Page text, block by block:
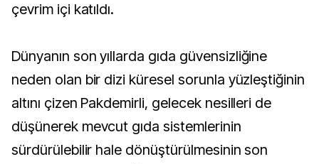
çevrim içi katıldı.
Dünyanın son yıllarda gıda güvensizliğine
neden olan bir dizi küresel sorunla yüzleştiğinin
altını çizen Pakdemirli, gelecek nesilleri de
düşünerek mevcut gıda sistemlerinin
sürdürülebilir hale dönüştürülmesinin son